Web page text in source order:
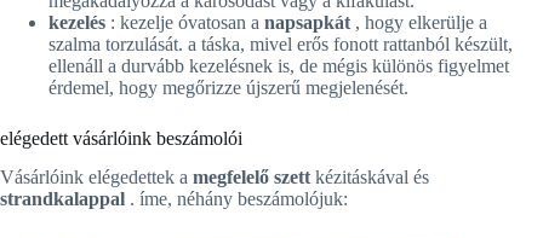
kezelés : kezelje óvatosan a napsapkát , hogy elkerülje a
szalma torzulását. a táska, mivel erős fonott rattanból készült,
ellenáll a durvább kezelésnek is, de mégis különös figyelmet
érdemel, hogy megőrizze újszerű megjelenését.
elégedett vásárlóink beszámolói
Vásárlóink elégedettek a megfelelő szett kézitáskával és
strandkalappal . íme, néhány beszámolójuk: